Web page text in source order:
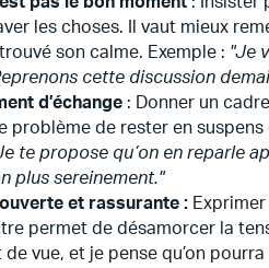
les choses. Il vaut mieux
son calme. Exemple : "Je
cette discussion
d’échange : Donner un
problème de rester en
te propose qu’on en reparle
plus sereinement."
et rassurante :
permet de désamorcer la
vue, et je pense qu’on